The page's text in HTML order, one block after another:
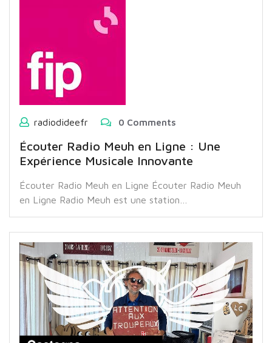
radiodideefr 0 Comments
Écouter Radio Meuh en Ligne : Une
Expérience Musicale Innovante
Écouter Radio Meuh en Ligne Écouter Radio Meuh
en Ligne Radio Meuh est une station…